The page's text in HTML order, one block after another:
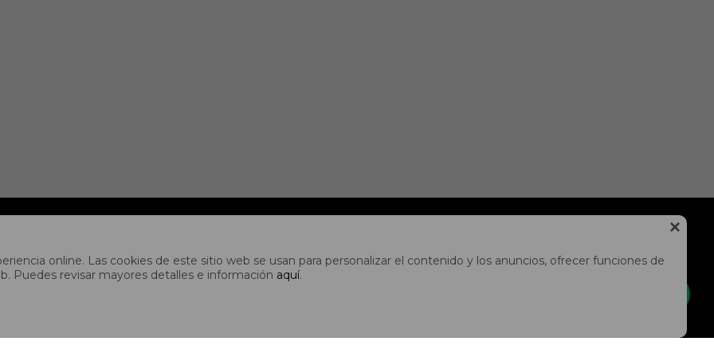

online. Las cookies de este sitio web se usan para personalizar el contenido y los anuncios, ofrecer funciones de
Puedes revisar mayores detalles e información aquí.
CUENTA
Mi cuenta
NEWSLETTER